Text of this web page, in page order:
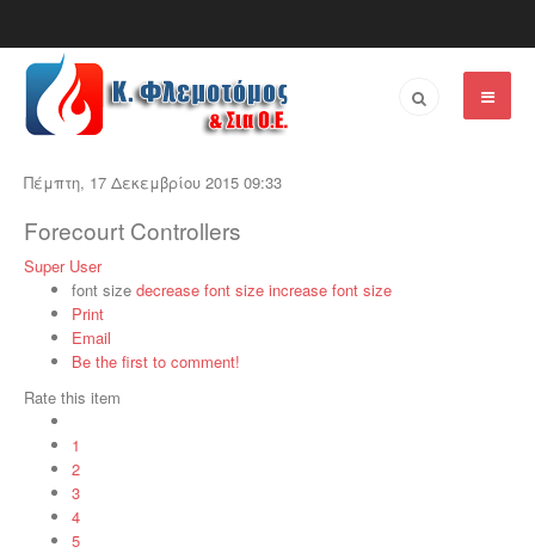
Πέμπτη, 17 Δεκεμβρίου 2015 09:33
Forecourt Controllers
Super User
font size decrease font size increase font size
Print
Email
Be the first to comment!
Rate this item
1
2
3
4
5